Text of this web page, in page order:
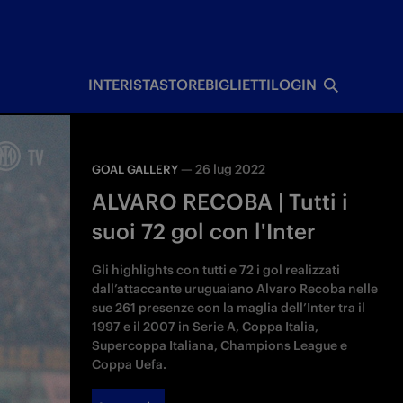
INTERISTASTOREBIGLIETTILOGIN
GOAL GALLERY —26 lug 2022
ALVARO RECOBA | Tutti i
suoi 72 gol con l'Inter
Gli highlights con tutti e 72 i gol realizzati
dall’attaccante uruguaiano Alvaro Recoba nelle
sue 261 presenze con la maglia dell’Inter tra il
1997 e il 2007 in Serie A, Coppa Italia,
Supercoppa Italiana, Champions League e
Coppa Uefa.